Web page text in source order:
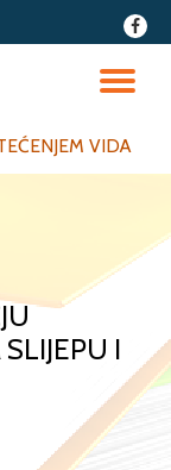
fa-
VIDA
I